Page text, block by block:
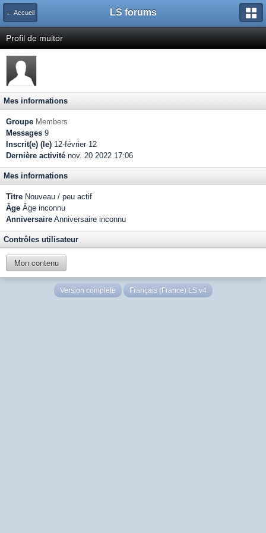
← Accueil LS forums
Profil de multor
Mes informations
Groupe Members
Messages 9
Inscrit(e) (le) 12-février 12
Dernière activité nov. 20 2022 17:06
Mes informations
Titre Nouveau / peu actif
Âge Âge inconnu
Anniversaire Anniversaire inconnu
Contrôles utilisateur
Mon contenu
Version complète Français (France) LS v4